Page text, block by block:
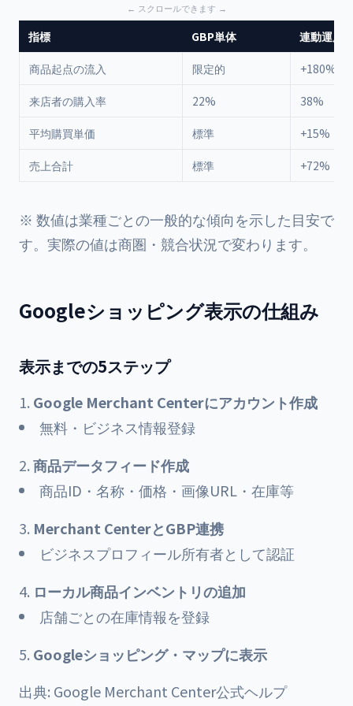
指標 GBP単体 連動運用
商品起点の流入 限定的 +180%
来店者の購入率 22% 38%
平均購買単価 標準 +15%
売上合計 標準 +72%
※ 数値は業種ごとの一般的な傾向を示した目安で
す。実際の値は商圏・競合状況で変わります。
Googleショッピング表示の仕組み
表示までの5ステップ
Google Merchant Centerにアカウント作成
無料・ビジネス情報登録
商品データフィード作成
商品ID・名称・価格・画像URL・在庫等
Merchant CenterとGBP連携
ビジネスプロフィール所有者として認証
ローカル商品インベントリの追加
店舗ごとの在庫情報を登録
Googleショッピング・マップに表示
出典: Google Merchant Center公式ヘルプ